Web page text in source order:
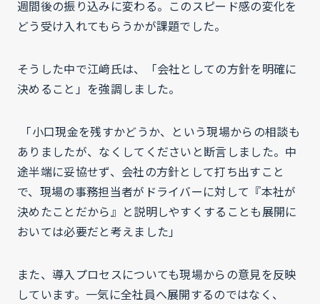
週間後の振り込みに変わる。このスピード感の変化を
どう受け入れてもらうかが課題でした。
そうした中で江﨑氏は、「会社としての方針を明確に
決めること」を強調しました。
「小口現金を残すかどうか、という現場からの相談も
ありましたが、なくしてくださいと断言しました。中
途半端に妥協せず、会社の方針として打ち出すこと
で、現場の事務担当者がドライバーに対して『本社が
決めたことだから』と説明しやすくすることも展開に
おいては必要だと考えました」
また、導入プロセスについても現場からの意見を反映
しています。一気に全社員へ展開するのではなく、